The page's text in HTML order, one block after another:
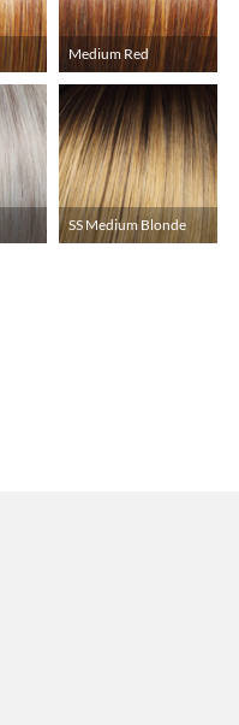
Medium Red
SS Medium Blonde